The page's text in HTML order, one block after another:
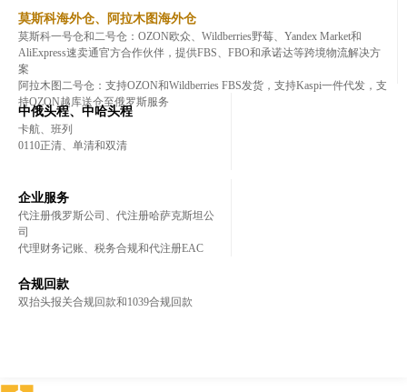
莫斯科海外仓、阿拉木图海外仓
莫斯科一号仓和二号仓：OZON欧众、Wildberries野莓、Yandex Market和
AliExpress速卖通官方合作伙伴，提供FBS、FBO和承诺达等跨境物流解决方
案
阿拉木图二号仓：支持OZON和Wildberries FBS发货，支持Kaspi一件代发，支
持OZON越库送仓至俄罗斯服务
中俄头程、中哈头程
卡航、班列
0110正清、单清和双清
企业服务
代注册俄罗斯公司、代注册哈萨克斯坦公
司
代理财务记账、税务合规和代注册EAC
合规回款
双抬头报关合规回款和1039合规回款
登录
登录